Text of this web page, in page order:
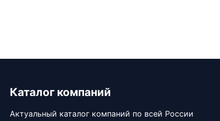
Каталог компаний
Актуальный каталог компаний по всей России